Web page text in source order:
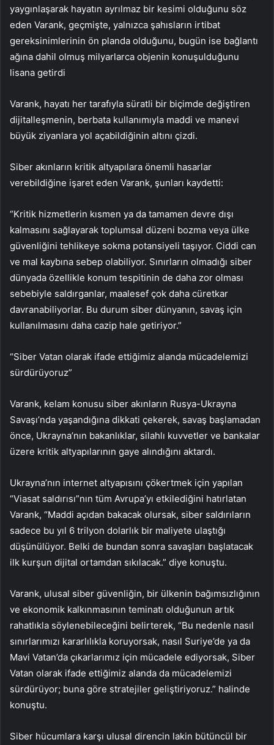
yaygınlaşarak hayatın ayrılmaz bir kesimi olduğunu söz
eden Varank, geçmişte, yalnızca şahısların irtibat
gereksinimlerinin ön planda olduğunu, bugün ise bağlantı
ağına dahil olmuş milyarlarca objenin konuşulduğunu
lisana getirdi
Varank, hayatı her tarafıyla süratli bir biçimde değiştiren
dijitalleşmenin, berbata kullanımıyla maddi ve manevi
büyük ziyanlara yol açabildiğinin altını çizdi.
Siber akınların kritik altyapılara önemli hasarlar
verebildiğine işaret eden Varank, şunları kaydetti:
“Kritik hizmetlerin kısmen ya da tamamen devre dışı
kalmasını sağlayarak toplumsal düzeni bozma veya ülke
güvenliğini tehlikeye sokma potansiyeli taşıyor. Ciddi can
ve mal kaybına sebep olabiliyor. Sınırların olmadığı siber
dünyada özellikle konum tespitinin de daha zor olması
sebebiyle saldırganlar, maalesef çok daha cüretkar
davranabiliyorlar. Bu durum siber dünyanın, savaş için
kullanılmasını daha cazip hale getiriyor.”
“Siber Vatan olarak ifade ettiğimiz alanda mücadelemizi
sürdürüyoruz”
Varank, kelam konusu siber akınların Rusya-Ukrayna
Savaşı’nda yaşandığına dikkati çekerek, savaş başlamadan
önce, Ukrayna’nın bakanlıklar, silahlı kuvvetler ve bankalar
üzere kritik altyapılarının gaye alındığını aktardı.
Ukrayna’nın internet altyapısını çökertmek için yapılan
“Viasat saldırısı”nın tüm Avrupa’yı etkilediğini hatırlatan
Varank, “Maddi açıdan bakacak olursak, siber saldırıların
sadece bu yıl 6 trilyon dolarlık bir maliyete ulaştığı
düşünülüyor. Belki de bundan sonra savaşları başlatacak
ilk kurşun dijital ortamdan sıkılacak.” diye konuştu.
Varank, ulusal siber güvenliğin, bir ülkenin bağımsızlığının
ve ekonomik kalkınmasının teminatı olduğunun artık
rahatlıkla söylenebileceğini belirterek, “Bu nedenle nasıl
sınırlarımızı kararlılıkla koruyorsak, nasıl Suriye’de ya da
Mavi Vatan’da çıkarlarımız için mücadele ediyorsak, Siber
Vatan olarak ifade ettiğimiz alanda da mücadelemizi
sürdürüyor; buna göre stratejiler geliştiriyoruz.” halinde
konuştu.
Siber hücumlara karşı ulusal direncin lakin bütüncül bir